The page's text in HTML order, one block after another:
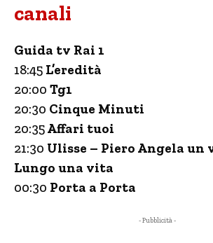
canali
Guida tv Rai 1
18:45 L’eredità
20:00 Tg1
20:30 Cinque Minuti
20:35Affari tuoi
21:30 Ulisse – Piero Angela un
Lungo una vita
00:30 Porta a Porta
- Pubblicità -